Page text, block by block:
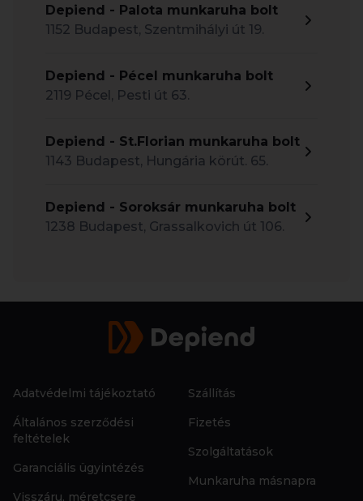
Depiend - Palota munkaruha bolt
1152 Budapest, Szentmihályi út 19.
Depiend - Pécel munkaruha bolt
2119 Pécel, Pesti út 63.
Depiend - St.Florian munkaruha bolt
1143 Budapest, Hungária körút. 65.
Depiend - Soroksár munkaruha bolt
1238 Budapest, Grassalkovich út 106.
Adatvédelmi tájékoztató
Általános szerződési
feltételek
Garanciális ügyintézés
Visszáru, méretcsere
Szállítás
Fizetés
Szolgáltatások
Munkaruha másnapra